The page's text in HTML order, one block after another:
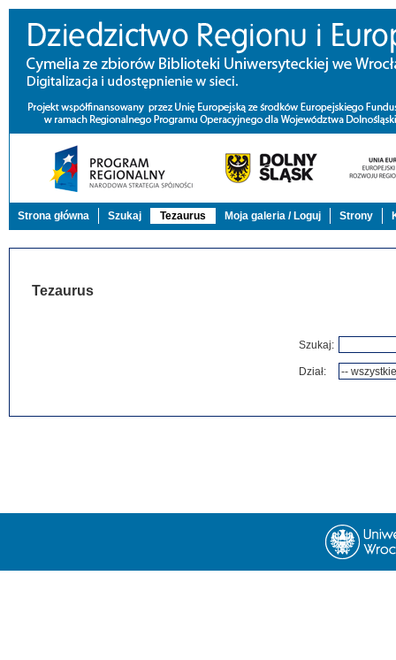
Strona główna Szukaj Tezaurus Moja galeria / Loguj Strony
Tezaurus
Szukaj:
Dział: